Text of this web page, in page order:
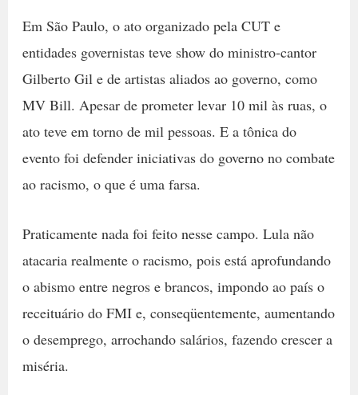
Em São Paulo, o ato organizado pela CUT e
entidades governistas teve show do ministro-cantor
Gilberto Gil e de artistas aliados ao governo, como
MV Bill. Apesar de prometer levar 10 mil às ruas, o
ato teve em torno de mil pessoas. E a tônica do
evento foi defender iniciativas do governo no combate
ao racismo, o que é uma farsa.
Praticamente nada foi feito nesse campo. Lula não
atacaria realmente o racismo, pois está aprofundando
o abismo entre negros e brancos, impondo ao país o
receituário do FMI e, conseqüentemente, aumentando
o desemprego, arrochando salários, fazendo crescer a
miséria.